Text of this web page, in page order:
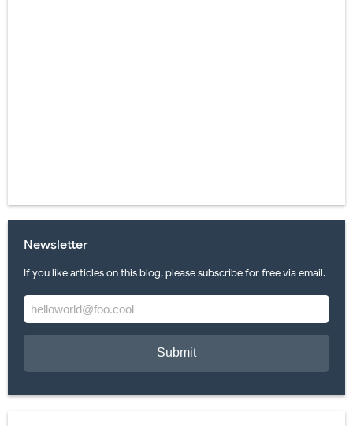
Newsletter
If you like articles on this blog, please subscribe for free via email.